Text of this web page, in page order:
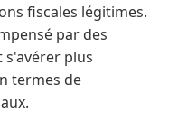
fiscales légitimes.
par des
s'avérer plus
termes de